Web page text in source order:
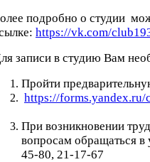
подробно о студии
https://vk.com/
записи в студию Вам
Пройти
https://forms.yandex.ru/
При возникновении
вопросам обращаться в
45-80, 21-17-67